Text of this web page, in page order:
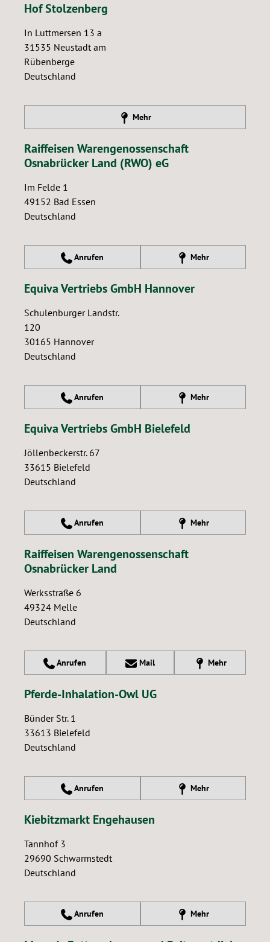
Hof Stolzenberg
In Luttmersen 13 a
31535 Neustadt am
Rübenberge
Deutschland
Mehr
Raiffeisen Warengenossenschaft
Osnabrücker Land (RWO) eG
Im Felde 1
49152 Bad Essen
Deutschland
Anrufen Mehr
Equiva Vertriebs GmbH Hannover
Schulenburger Landstr.
120
30165 Hannover
Deutschland
Anrufen Mehr
Equiva Vertriebs GmbH Bielefeld
Jöllenbeckerstr. 67
33615 Bielefeld
Deutschland
Anrufen Mehr
Raiffeisen Warengenossenschaft
Osnabrücker Land
Werksstraße 6
49324 Melle
Deutschland
Anrufen Mail Mehr
Pferde-Inhalation-Owl UG
Bünder Str. 1
33613 Bielefeld
Deutschland
Anrufen Mehr
Kiebitzmarkt Engehausen
Tannhof 3
29690 Schwarmstedt
Deutschland
Anrufen Mehr